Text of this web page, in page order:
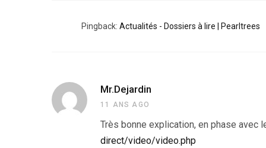
Pingback: Actualités - Dossiers à lire | Pearltrees
Mr.Dejardin
11 ANS AGO
Très bonne explication, en phase avec
direct/video/video.php